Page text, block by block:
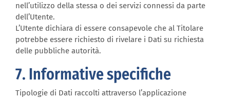
nell’utilizzo della stessa o dei servizi connessi da parte
dell’Utente.
L’Utente dichiara di essere consapevole che al Titolare
potrebbe essere richiesto di rivelare i Dati su richiesta
delle pubbliche autorità.
7. Informative specifiche
Tipologie di Dati raccolti attraverso l’applicazione